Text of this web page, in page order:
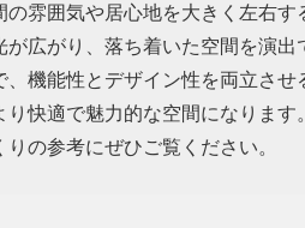
の雰囲気や居心地を大きく左右
が広がり、落ち着いた空間を演
、機能性とデザイン性を両立さ
り快適で魅力的な空間になりま
の参考にぜひご覧ください。